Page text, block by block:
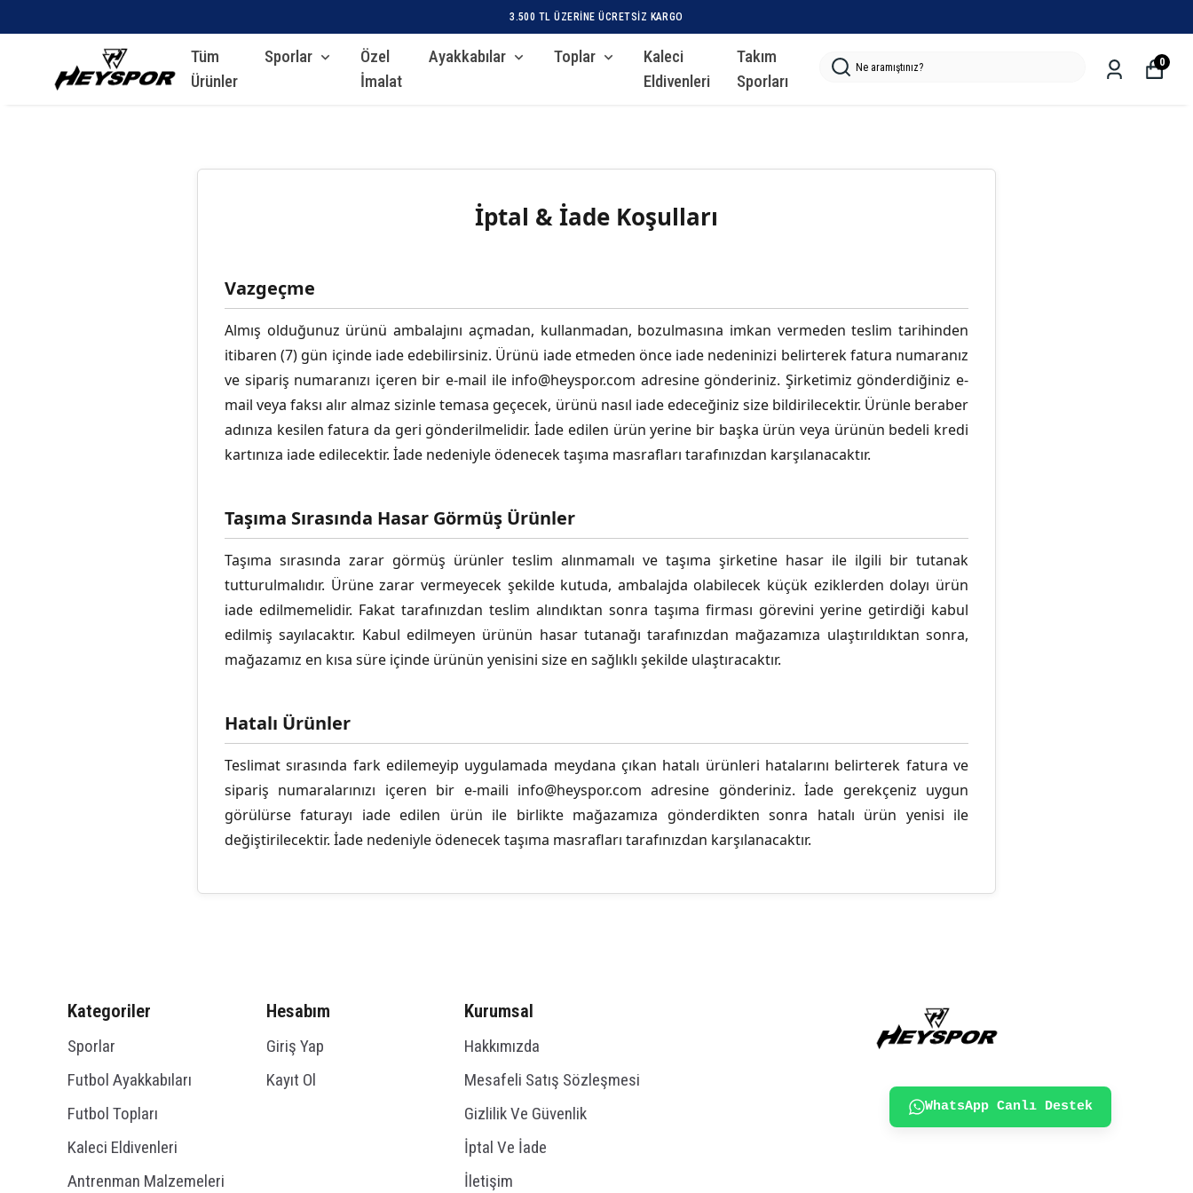
3.500 TL ÜZERINE ÜCRETSIZ KARGO
Tüm
Ürünler
Sporlar
Özel
İmalat
Ayakkabılar Toplar
Kaleci
Eldivenleri
Takım
Sporları
0
İptal & İade Koşulları
Vazgeçme
Almış olduğunuz ürünü ambalajını açmadan, kullanmadan, bozulmasına imkan vermeden teslim tarihinden
itibaren (7) gün içinde iade edebilirsiniz. Ürünü iade etmeden önce iade nedeninizi belirterek fatura numaranız
ve sipariş numaranızı içeren bir e-mail ile info@heyspor.com adresine gönderiniz. Şirketimiz gönderdiğiniz e-
mail veya faksı alır almaz sizinle temasa geçecek, ürünü nasıl iade edeceğiniz size bildirilecektir. Ürünle beraber
adınıza kesilen fatura da geri gönderilmelidir. İade edilen ürün yerine bir başka ürün veya ürünün bedeli kredi
kartınıza iade edilecektir. İade nedeniyle ödenecek taşıma masrafları tarafınızdan karşılanacaktır.
Taşıma Sırasında Hasar Görmüş Ürünler
Taşıma sırasında zarar görmüş ürünler teslim alınmamalı ve taşıma şirketine hasar ile ilgili bir tutanak
tutturulmalıdır. Ürüne zarar vermeyecek şekilde kutuda, ambalajda olabilecek küçük eziklerden dolayı ürün
iade edilmemelidir. Fakat tarafınızdan teslim alındıktan sonra taşıma firması görevini yerine getirdiği kabul
edilmiş sayılacaktır. Kabul edilmeyen ürünün hasar tutanağı tarafınızdan mağazamıza ulaştırıldıktan sonra,
mağazamız en kısa süre içinde ürünün yenisini size en sağlıklı şekilde ulaştıracaktır.
Hatalı Ürünler
Teslimat sırasında fark edilemeyip uygulamada meydana çıkan hatalı ürünleri hatalarını belirterek fatura ve
sipariş numaralarınızı içeren bir e-maili info@heyspor.com adresine gönderiniz. İade gerekçeniz uygun
görülürse faturayı iade edilen ürün ile birlikte mağazamıza gönderdikten sonra hatalı ürün yenisi ile
değiştirilecektir. İade nedeniyle ödenecek taşıma masrafları tarafınızdan karşılanacaktır.
Kategoriler
Sporlar
Futbol Ayakkabıları
Futbol Topları
Kaleci Eldivenleri
Antrenman Malzemeleri
Hesabım
Giriş Yap
Kayıt Ol
Kurumsal
Hakkımızda
Mesafeli Satış Sözleşmesi
Gizlilik Ve Güvenlik
İptal Ve İade
İletişim
WhatsApp Canlı Destek